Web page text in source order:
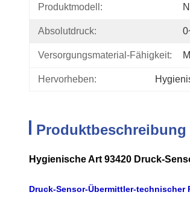
Produktmodell:
Absolutdruck:
Versorgungsmaterial-Fähigkeit:
Hervorheben:
Produktbeschreibung
Hygienische Art 93420 Druck-
Druck-Sensor-Übermittler-technischer